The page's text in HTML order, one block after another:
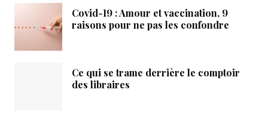
Covid-19 : Amour et vaccination, 9
raisons pour ne pas les confondre
Ce qui se trame derrière le comptoir
des libraires